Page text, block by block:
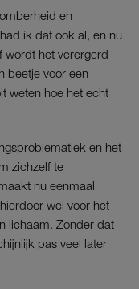
en
ik dat ook al, en nu
wordt het verergerd
beetje voor een
weten hoe het echt
en het
zichzelf te
nu eenmaal
wel voor het
lichaam. Zonder dat
pas veel later